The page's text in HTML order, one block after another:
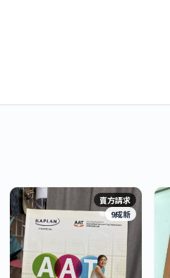
賣方請求
9成新